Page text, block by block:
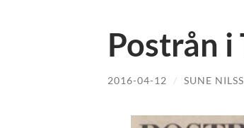
Postrån i
2016-04-12 / SUNE